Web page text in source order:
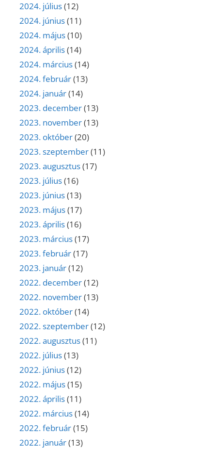
2024. július(12)
2024. június(11)
2024. május(10)
2024. április(14)
2024. március(14)
2024. február(13)
2024. január(14)
2023. december(13)
2023. november(13)
2023. október(20)
2023. szeptember(11)
2023. augusztus(17)
2023. július(16)
2023. június(13)
2023. május(17)
2023. április(16)
2023. március(17)
2023. február(17)
2023. január(12)
2022. december(12)
2022. november(13)
2022. október(14)
2022. szeptember(12)
2022. augusztus(11)
2022. július(13)
2022. június(12)
2022. május(15)
2022. április(11)
2022. március(14)
2022. február(15)
2022. január(13)